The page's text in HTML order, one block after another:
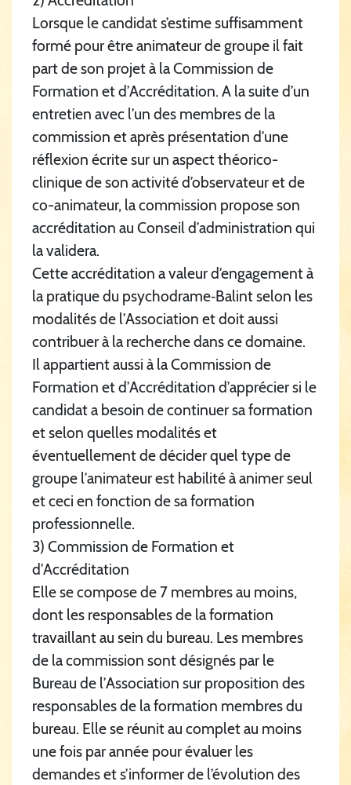
Lorsque le candidat s’estime suffisamment
formé pour être animateur de groupe il fait
part de son projet à la Commission de
Formation et d’Accréditation. A la suite d’un
entretien avec l’un des membres de la
commission et après présentation d’une
réflexion écrite sur un aspect théorico-
clinique de son activité d’observateur et de
co-animateur, la commission propose son
accréditation au Conseil d’administration qui
la validera.
Cette accréditation a valeur d’engagement à
la pratique du psychodrame‑Balint selon les
modalités de l’Association et doit aussi
contribuer à la recherche dans ce domaine.
Il appartient aussi à la Commission de
Formation et d’Accréditation d’apprécier si le
candidat a besoin de continuer sa formation
et selon quelles modalités et
éventuellement de décider quel type de
groupe l’animateur est habilité à animer seul
et ceci en fonction de sa formation
professionnelle.
3) Commission de Formation et
d’Accréditation
Elle se compose de 7 membres au moins,
dont les responsables de la formation
travaillant au sein du bureau. Les membres
de la commission sont désignés par le
Bureau de l’Association sur proposition des
responsables de la formation membres du
bureau. Elle se réunit au complet au moins
une fois par année pour évaluer les
demandes et s’informer de l’évolution des